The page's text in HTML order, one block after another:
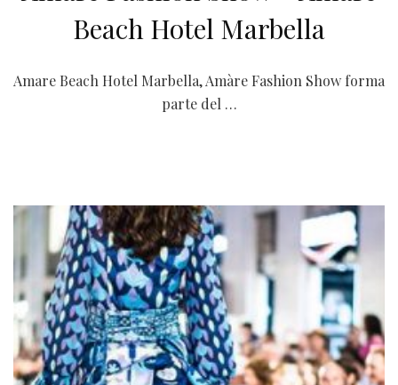
Beach Hotel Marbella
Amare Beach Hotel Marbella, Amàre Fashion Show forma
parte del …